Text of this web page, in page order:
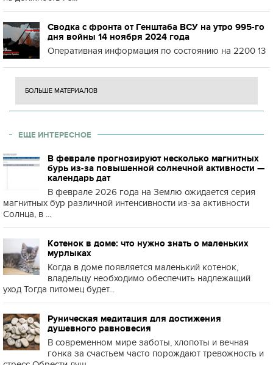
Сводка с фронта от Генштаба ВСУ на утро 995-го
дня войны 14 ноября 2024 года
Оперативная информация по состоянию на 2200 13
БОЛЬШЕ МАТЕРИАЛОВ
ЕЩЕ ИНТЕРЕСНОЕ
В феврале прогнозируют несколько магнитных
бурь из-за повышенной солнечной активности —
календарь дат
В феврале 2026 года на Землю ожидается серия
магнитных бур различной интенсивности из-за активности
Солнца, в ...
Котенок в доме: что нужно знать о маленьких
мурлыках
Когда в доме появляется маленький котенок,
владельцу необходимо обеспечить надлежащий
уход Тогда питомец будет...
Руническая медитация для достижения
душевного равновесия
В современном мире заботы, хлопоты и вечная
гонка за счастьем часто порождают тревожность и